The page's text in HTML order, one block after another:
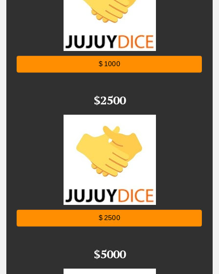
$ 1000
$2500
$ 2500
$5000